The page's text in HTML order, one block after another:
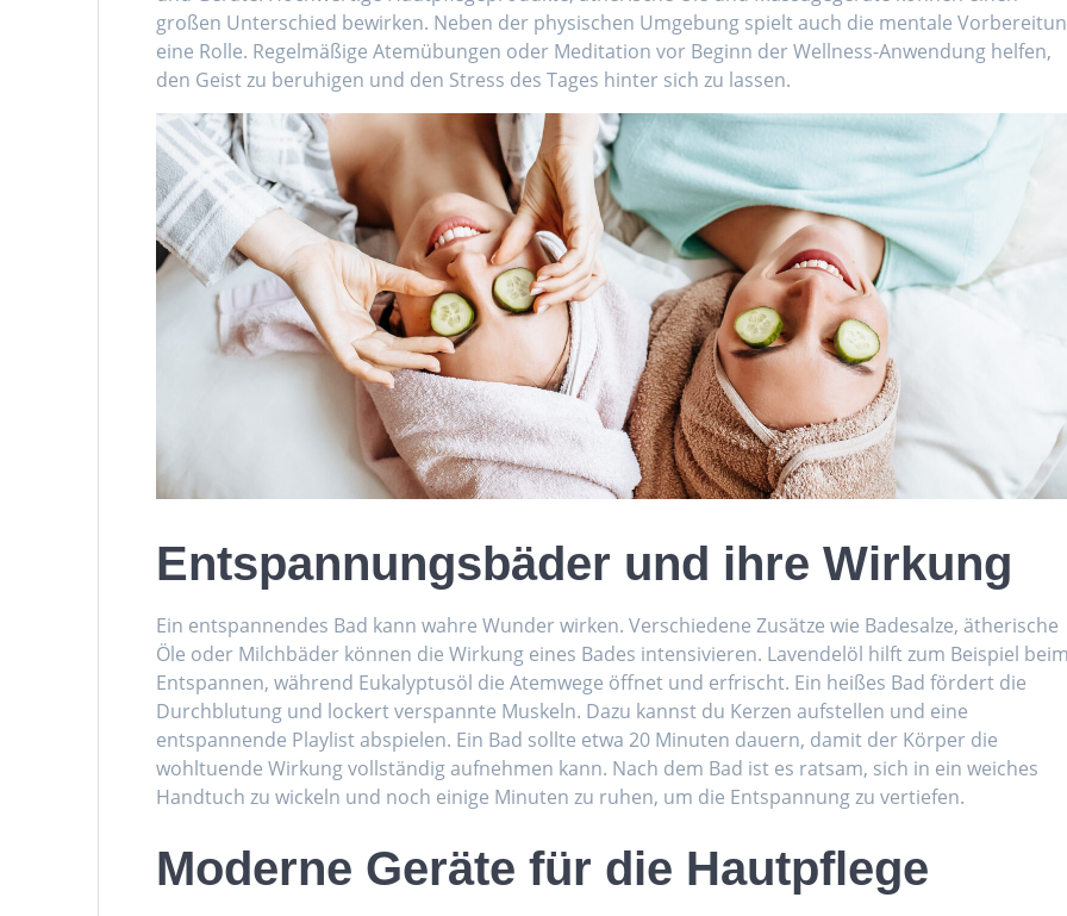
großen Unterschied bewirken. Neben der physischen Umgebung spielt auch die mentale
eine Rolle. Regelmäßige Atemübungen oder Meditation vor Beginn der Wellness-Anwendung helfen,
den Geist zu beruhigen und den Stress des Tages hinter sich zu lassen.
Entspannungsbäder und ihre Wirkung
Ein entspannendes Bad kann wahre Wunder wirken. Verschiedene Zusätze wie Badesalze, ätherische
Öle oder Milchbäder können die Wirkung eines Bades intensivieren. Lavendelöl hilft zum Beispiel beim
Entspannen, während Eukalyptusöl die Atemwege öffnet und erfrischt. Ein heißes Bad fördert die
Durchblutung und lockert verspannte Muskeln. Dazu kannst du Kerzen aufstellen und eine
entspannende Playlist abspielen. Ein Bad sollte etwa 20 Minuten dauern, damit der Körper die
wohltuende Wirkung vollständig aufnehmen kann. Nach dem Bad ist es ratsam, sich in ein weiches
Handtuch zu wickeln und noch einige Minuten zu ruhen, um die Entspannung zu vertiefen.
Moderne Geräte für die Hautpflege